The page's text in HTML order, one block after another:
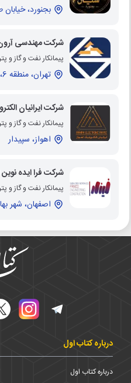
بجنورد، خیابان
شرکت مهندسی
پیمانکار نفت و گاز و
تهران، منطقه 6، محله کشاورز، میدان جهاد
شرکت ایرانیان
پیمانکار نفت و گاز و
اهواز، سپیدار
شرکت فرا ایده
پیمانکار نفت و گاز و
اصفهان، شهر
درباره کتاب اول
درباره کتاب اول